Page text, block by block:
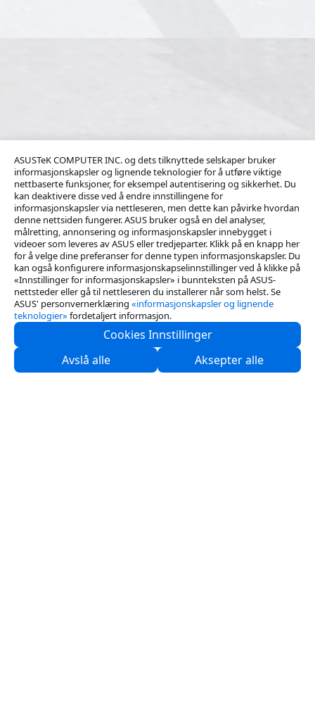
ASUSTeK COMPUTER INC. og dets tilknyttede selskaper bruker
informasjonskapsler og lignende teknologier for å utføre viktige
nettbaserte funksjoner, for eksempel autentisering og sikkerhet. Du
kan deaktivere disse ved å endre innstillingene for
informasjonskapsler via nettleseren, men dette kan påvirke hvordan
denne nettsiden fungerer. ASUS bruker også en del analyser,
målretting, annonsering og informasjonskapsler innebygget i
videoer som leveres av ASUS eller tredjeparter. Klikk på en knapp her
for å velge dine preferanser for denne typen informasjonskapsler. Du
kan også konfigurere informasjonskapselinnstillinger ved å klikke på
«Innstillinger for informasjonskapsler» i bunnteksten på ASUS-
nettsteder eller gå til nettleseren du installerer når som helst. Se
ASUS' personvernerklæring «informasjonskapsler og lignende
teknologier» fordetaljert informasjon.
Cookies Innstillinger
Avslå alle
Aksepter alle
Kontakt oss